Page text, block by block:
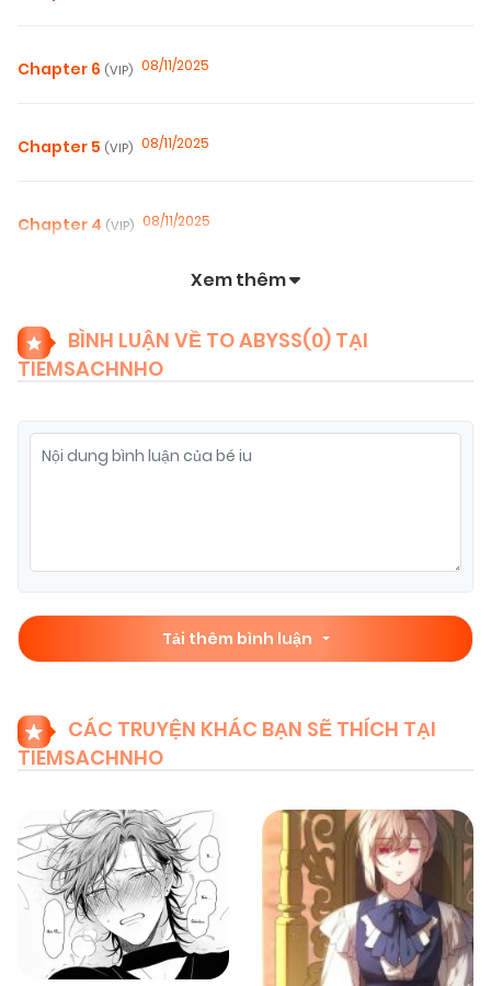
Chapter 6 (VIP) 08/11/2025
Chapter 5 (VIP) 08/11/2025
Chapter 4 (VIP) 08/11/2025
Chapter 2(VIP) 08/11/2025
Chapter 1(VIP) 08/11/2025
Xem thêm
BÌNH LUẬN VỀ TO ABYSS(0) TẠI
TIEMSACHNHO
Tải thêm bình luận
CÁC TRUYỆN KHÁC BẠN SẼ THÍCH TẠI
TIEMSACHNHO